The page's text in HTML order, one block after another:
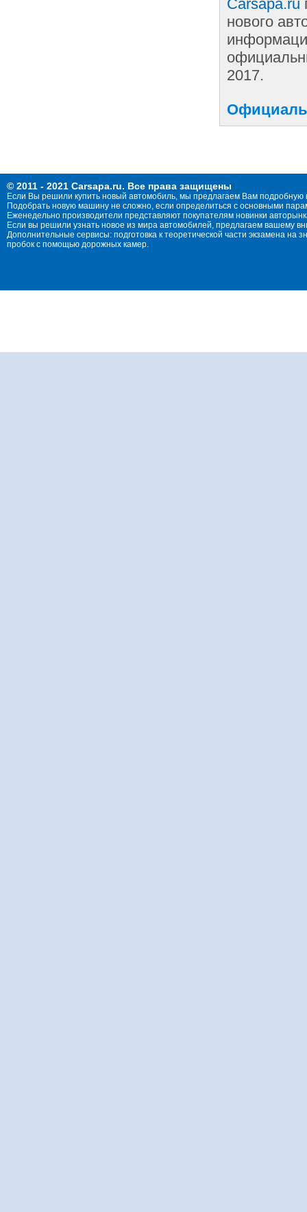
Carsapa.ru
нового
2017.
© 2011 - 2021 Carsapa.ru. Все права защищены
Если Вы решили купить новый автомобиль, мы предлагаем Вам
Подобрать новую машину не сложно, если определиться с основными
Еженедельно производители представляют покупателям новинки
Если вы решили узнать новое из мира автомобилей, предлагаем вашему
Дополнительные сервисы: подготовка к теоретической части экзамена
пробок с помощью дорожных камер.